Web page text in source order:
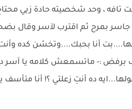
تافه ، وحد شخصيته حادة زيي
بمرح ثم اقترب لآسر وقال
أنا بحبك....وتخشن كده
:- ماتسمعش كلامه يا آسر
ده أنتِ زعلتي ؟! أنا